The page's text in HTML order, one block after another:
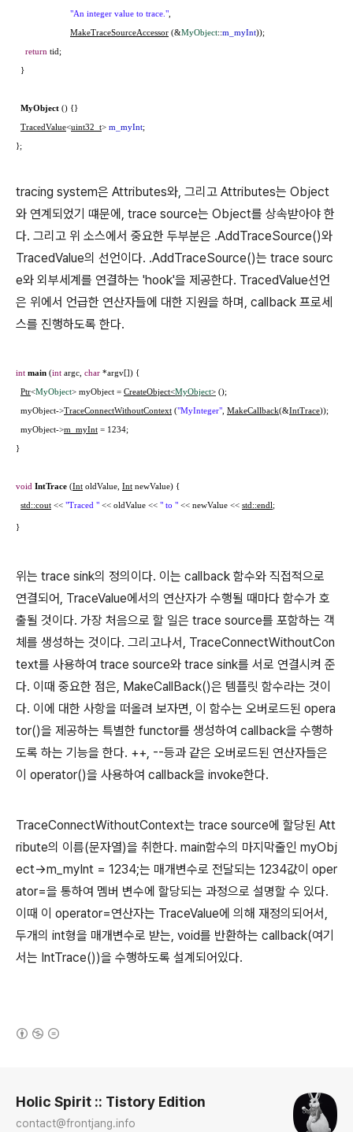
"An integer value to trace."
MakeTraceSourceAccessor (&MyObject::m_myInt));
return tid;
}
MyObject () {}
TracedValue<uint32_t> m_myInt;
};
tracing system은 Attributes와, 그리고 Attributes는 Object
와 연계되었기 떄문에, trace source는 Object를 상속받아야 한
다. 그리고 위 소스에서 중요한 두부분은 .AddTraceSource()와
TracedValue의 선언이다. .AddTraceSource()는 trace sourc
e와 외부세계를 연결하는 'hook'을 제공한다. TracedValue선언
은 위에서 언급한 연산자들에 대한 지원을 하며, callback 프로세
스를 진행하도록 한다.
int main (int argc, char *argv[]) {
Ptr<MyObject> myObject = CreateObject<MyObject> ();
myObject->TraceConnectWithoutContext ("MyInteger" MakeCallback(&IntTrace));
myObject->m_myInt = 1234;
}
void IntTrace (Int oldValue, Int newValue) {
std::cout << "Traced " << oldValue << " to " << newValue << std::endl ;
}
위는 trace sink의 정의이다. 이는 callback 함수와 직접적으로
연결되어, TraceValue에서의 연산자가 수행될 때마다 함수가 호
출될 것이다. 가장 처음으로 할 일은 trace source를 포함하는 객
체를 생성하는 것이다. 그리고나서, TraceConnectWithoutCon
text를 사용하여 trace source와 trace sink를 서로 연결시켜 준
다. 이때 중요한 점은, MakeCallBack()은 템플릿 함수라는 것이
다. 이에 대한 사항을 떠올려 보자면, 이 함수는 오버로드된 opera
tor()을 제공하는 특별한 functor를 생성하여 callback을 수행하
도록 하는 기능을 한다. ++, --등과 같은 오버로드된 연산자들은
이 operator()을 사용하여 callback을 invoke한다.
TraceConnectWithoutContext는 trace source에 할당된 Att
ribute의 이름(문자열)을 취한다. main함수의 마지막줄인 myObj
ect->m_myInt = 1234;는 매개변수로 전달되는 1234값이 oper
ator=을 통하여 멤버 변수에 할당되는 과정으로 설명할 수 있다.
이때 이 operator=연산자는 TraceValue에 의해 재정의되어서,
두개의 int형을 매개변수로 받는, void를 반환하는 callback(여기
서는 IntTrace())을 수행하도록 설계되어있다.
Holic Spirit :: Tistory Edition
contact@frontjang.info